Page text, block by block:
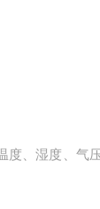
度、湿度、气